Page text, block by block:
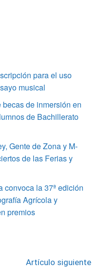
para el uso
musical
de inmersión en
de Bachillerato
Gente de Zona y M-
de las Ferias y
convoca la 37ª edición
Agrícola y
premios
Artículo siguiente